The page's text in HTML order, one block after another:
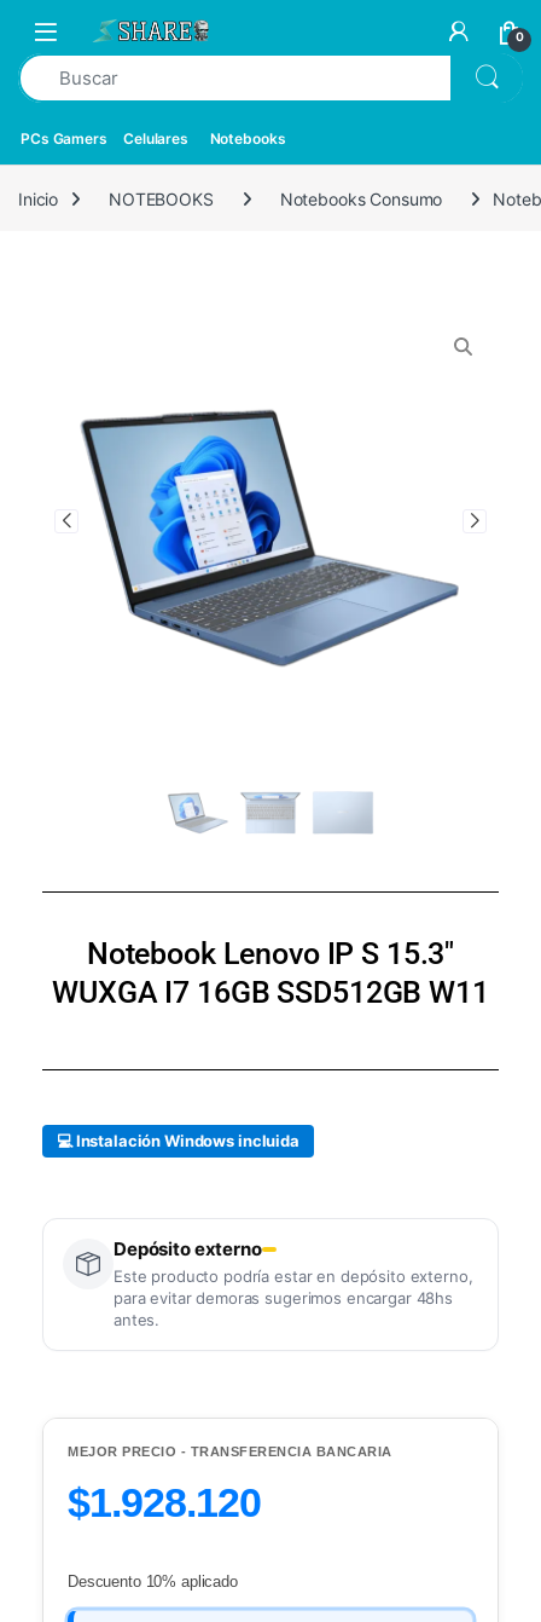
0
PCs Gamers Celulares Notebooks
Inicio NOTEBOOKS Notebooks Consumo
Notebook Lenovo IP S 15.3″
WUXGA I7 16GB SSD512GB W11
💻 Instalación Windows incluida
Depósito externo
Este producto podría estar en depósito externo,
para evitar demoras sugerimos encargar 48hs
antes.
MEJOR PRECIO - TRANSFERENCIA BANCARIA
$1.928.120
Descuento 10% aplicado